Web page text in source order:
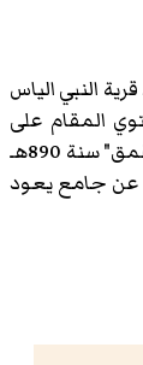
النبي الياس
المقام على
ضريح النبي الياس وقد بناه السلطان الظاهر "جقمق" سنة 890هـ
عن جامع يعود